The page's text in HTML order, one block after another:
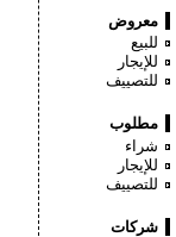
معروض
للبيع
للإيجار
للتصييف
مطلوب
شراء
للإيجار
للتصييف
شركات